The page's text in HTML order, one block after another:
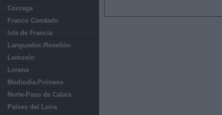
Corcega
Franco Condado
Isla de Francia
Languedoc-Rosellón
Lemosín
Lorena
Mediodía-Pirineos
Norte-Paso de Calais
Países del Loira